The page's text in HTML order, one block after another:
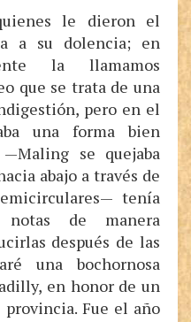
le dieron el
a su dolencia; en
la llamamos
que se trata de una
pero en el
una forma bien
se quejaba
abajo a través de
tenía
notas de manera
después de las
una bochornosa
en honor de un
Fue el año